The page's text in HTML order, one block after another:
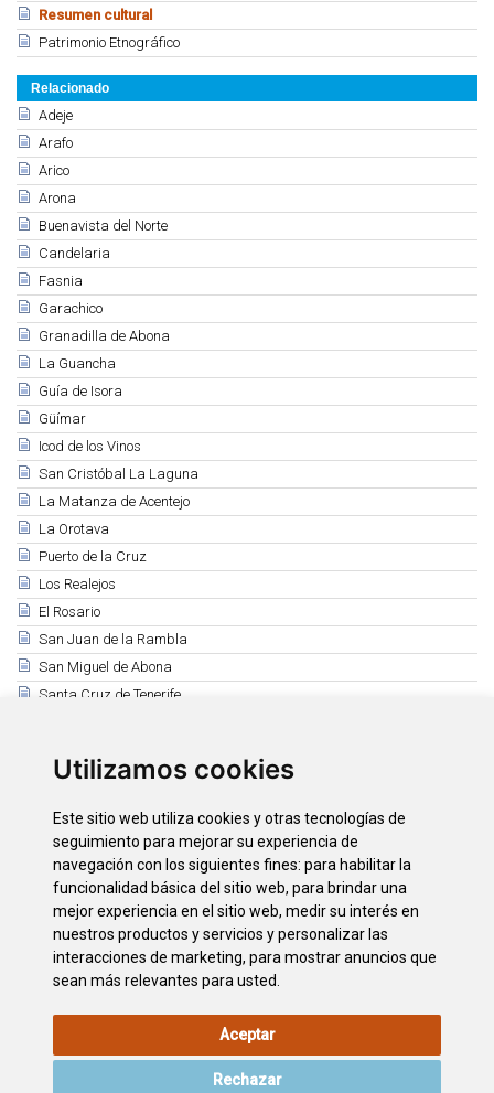
Utilizamos cookies
Este sitio web utiliza cookies y otras tecnologías de
seguimiento para mejorar su experiencia de
navegación con los siguientes fines: para habilitar la
funcionalidad básica del sitio web, para brindar una
mejor experiencia en el sitio web, medir su interés en
nuestros productos y servicios y personalizar las
interacciones de marketing, para mostrar anuncios que
sean más relevantes para usted
Aceptar
Rechazar
Resumen cultural
Patrimonio Etnográfico
Relacionado
Adeje
Arafo
Arico
Arona
Buenavista del Norte
Candelaria
Fasnia
Garachico
Granadilla de Abona
La Guancha
Guía de Isora
Güímar
Icod de los Vinos
San Cristóbal La Laguna
La Matanza de Acentejo
La Orotava
Puerto de la Cruz
Los Realejos
El Rosario
San Juan de la Rambla
San Miguel de Abona
Santa Cruz de Tenerife
El Sauzal
Tacoronte
El Tanque
Tegueste
La Victoria de Acentejo
Vilaflor
COOKIES
PRIVACIDAD